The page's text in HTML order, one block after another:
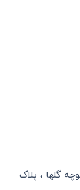
گلها ، پلاک